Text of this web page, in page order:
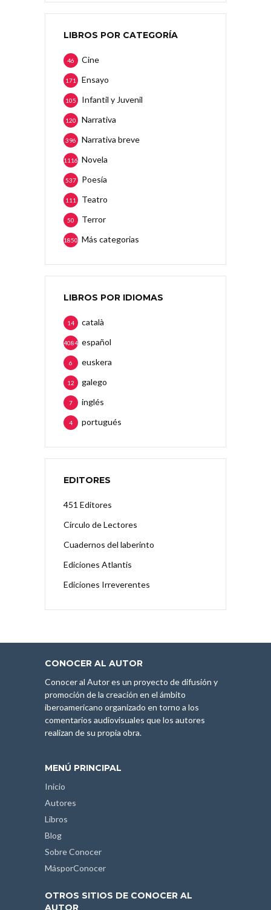
LIBROS POR CATEGORÍA
Cine
46
Ensayo
171
Infantil y Juvenil
105
Narrativa
120
Narrativa breve
396
Novela
1116
Poesía
537
Teatro
111
Terror
50
Más categorias
1850
LIBROS POR IDIOMAS
català
14
español
4084
euskera
6
galego
12
inglés
7
portugués
4
EDITORES
451 Editores
Círculo de Lectores
Cuadernos del laberinto
Ediciones Atlantis
Ediciones Irreverentes
CONOCER AL AUTOR
Conocer al Autor es un proyecto de difusión y
promoción de la creación en el ámbito
iberoamericano organizado en torno a los
comentarios audiovisuales que los autores
realizan de su propia obra.
MENÚ PRINCIPAL
Inicio
Autores
Libros
Blog
Sobre Conocer
MásporConocer
OTROS SITIOS DE CONOCER AL
AUTOR